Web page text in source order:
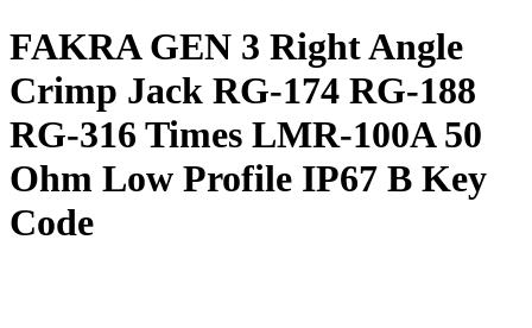
FAKRA GEN 3 Right Angle
Crimp Jack RG-174 RG-188
RG-316 Times LMR-100A 50
Ohm Low Profile IP67 B Key
Code